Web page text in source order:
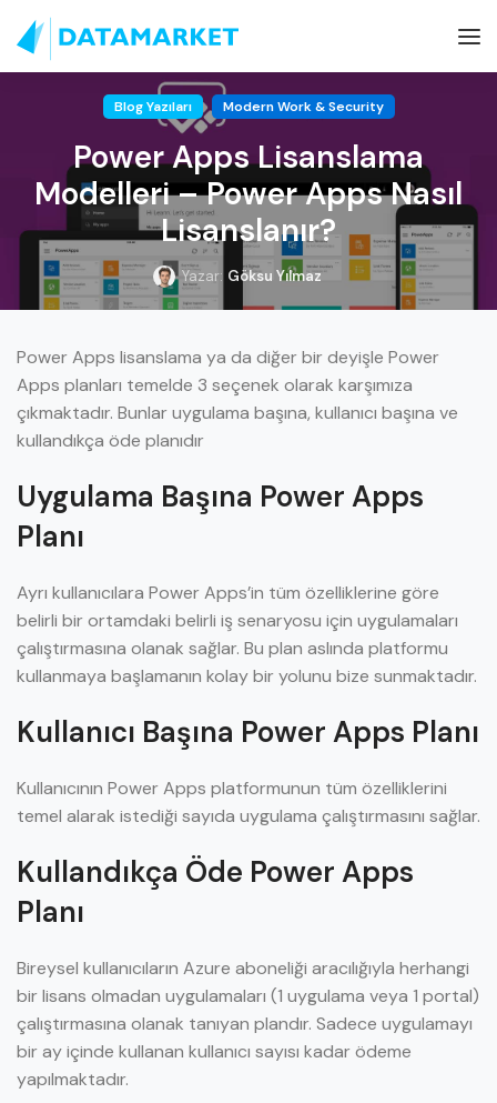
Blog Yazıları Modern Work & Security
Power Apps Lisanslama
Modelleri – Power Apps Nasıl
Lisanslanır?
Yazar: Göksu Yılmaz
Power Apps lisanslama ya da diğer bir deyişle Power
Apps planları temelde 3 seçenek olarak karşımıza
çıkmaktadır. Bunlar uygulama başına, kullanıcı başına ve
kullandıkça öde planıdır
Uygulama Başına Power Apps
Planı
Ayrı kullanıcılara Power Apps’in tüm özelliklerine göre
belirli bir ortamdaki belirli iş senaryosu için uygulamaları
çalıştırmasına olanak sağlar. Bu plan aslında platformu
kullanmaya başlamanın kolay bir yolunu bize sunmaktadır.
Kullanıcı Başına Power Apps Planı
Kullanıcının Power Apps platformunun tüm özelliklerini
temel alarak istediği sayıda uygulama çalıştırmasını sağlar.
Kullandıkça Öde Power Apps
Planı
Bireysel kullanıcıların Azure aboneliği aracılığıyla herhangi
bir lisans olmadan uygulamaları (1 uygulama veya 1 portal)
çalıştırmasına olanak tanıyan plandır. Sadece uygulamayı
bir ay içinde kullanan kullanıcı sayısı kadar ödeme
yapılmaktadır.